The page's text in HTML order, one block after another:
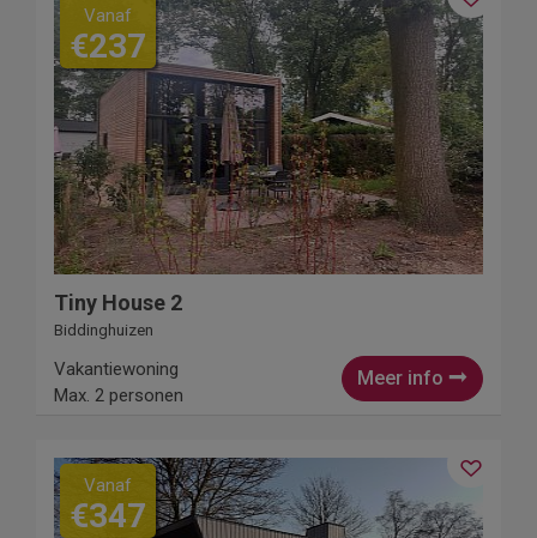
Vanaf
€237
Tiny House 2
Biddinghuizen
Meer info
Vakantiewoning
Max. 2 personen
Vanaf
€347